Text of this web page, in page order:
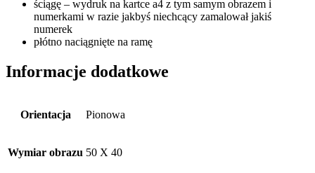
ściągę – wydruk na kartce a4 z tym samym obrazem i
numerkami w razie jakbyś niechcący zamalował jakiś
numerek
płótno naciągnięte na ramę
Informacje dodatkowe
Orientacja Pionowa
Wymiar obrazu 50 X 40